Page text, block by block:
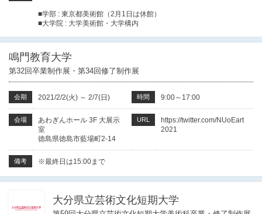
■学部 : 東京都美術館（2月1日は休館）
■大学院 : 大学美術館・大学構内
鳴門教育大学
第32回卒業制作展・第34回修了制作展
会期 2021/2/2(火) ～ 2/7(日) 時間 9:00～17:00
会場
あわぎんホール 3F 大展示
室
徳島県徳島市藍場町2-14
URL
https://twitter.com/NUoEart
2021
備考 ※最終日は15:00まで
大分県立芸術文化短期大学